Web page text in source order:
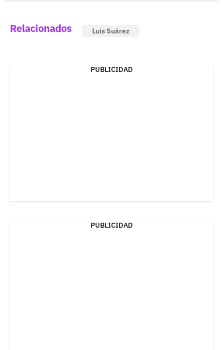
Relacionados Luis Suárez
PUBLICIDAD
PUBLICIDAD